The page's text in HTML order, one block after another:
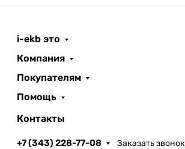
i-ekb это
Компания
Покупателям
Помощь
Контакты
+7 (343) 228-77-08 Заказать звонок